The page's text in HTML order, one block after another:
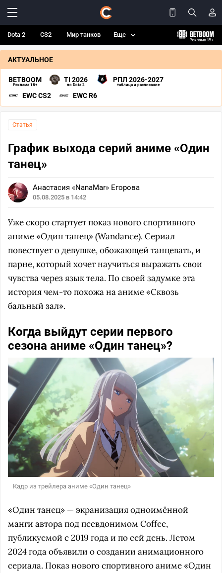
Dota 2 CS2 Мир танков Еще
АКТУАЛЬНОЕ
BETBOOM
Реклама 18+
TI 2026
по Dota 2
РПЛ 2026-2027
таблица и расписание
EWC CS2 EWC R6
Статья
График выхода серий аниме «Один
танец»
Анастасия «NanaMar» Егорова
05.08.2025 в 14:42
Уже скоро стартует показ нового спортивного
аниме «Один танец» (Wandance). Сериал
повествует о девушке, обожающей танцевать, и
парне, который хочет научиться выражать свои
чувства через язык тела. По своей задумке эта
история чем-то похожа на аниме «Сквозь
бальный зал».
Когда выйдут серии первого
сезона аниме «Один танец»?
Кадр из трейлера аниме «Один танец»
«Один танец» — экранизация одноимённой
манги автора под псевдонимом Coffee,
публикуемой с 2019 года и по сей день. Летом
2024 года объявили о создании анимационного
сериала. Показ нового спортивного аниме «Один